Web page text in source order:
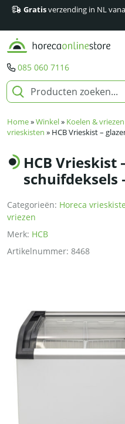
Gratisverzending in NL
085 060 7116
Home»Winkel» Koelen & vriezen
vrieskisten » HCB Vrieskist –
HCB Vrieskist
schuifdeksels
Categorieën: Horeca
vriezen
Merk: HCB
Artikelnummer: 8468